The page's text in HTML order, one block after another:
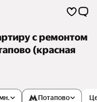
с ремонтом
(красная
Потапово